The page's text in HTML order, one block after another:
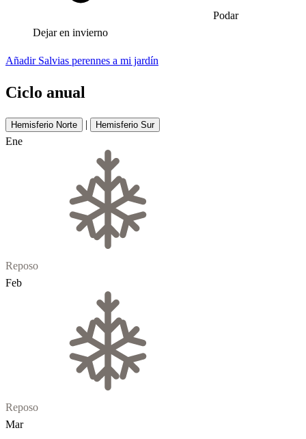
Podar
Dejar en invierno
Añadir Salvias perennes a mi jardín
Ciclo anual
Hemisferio Norte | Hemisferio Sur
Ene
Reposo
Feb
Reposo
Mar